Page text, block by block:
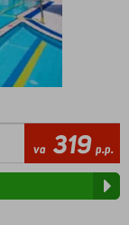
va 319 p.p.